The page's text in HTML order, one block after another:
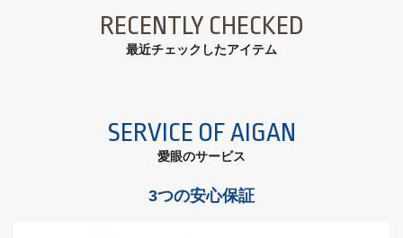
RECENTLY CHECKED
最近チェックしたアイテム
SERVICE OF AIGAN
愛眼のサービス
3つの安心保証